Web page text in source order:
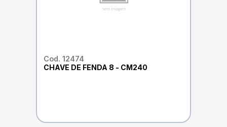
Cod. 12474
CHAVE DE FENDA 8 - CM240